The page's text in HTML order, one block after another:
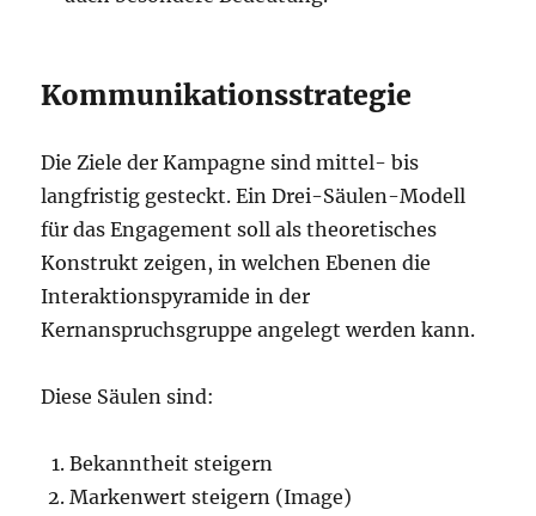
Kommunikationsstrategie
Die Ziele der Kampagne sind mittel- bis
langfristig gesteckt. Ein Drei-Säulen-Modell
für das Engagement soll als theoretisches
Konstrukt zeigen, in welchen Ebenen die
Interaktionspyramide in der
Kernanspruchsgruppe angelegt werden kann.
Diese Säulen sind:
Bekanntheit steigern
Markenwert steigern (Image)